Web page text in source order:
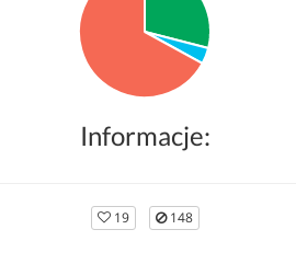
Informacje:
19 148